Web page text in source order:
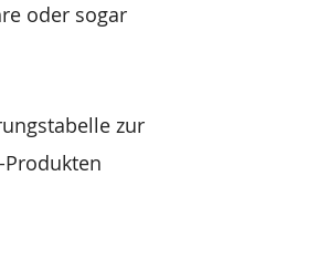
oder sogar
zur
Produkten